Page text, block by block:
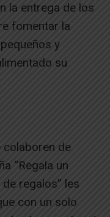
la entrega de los
fomentar la
y
su
colaboren de
“Regala un
regalos” les
con un solo